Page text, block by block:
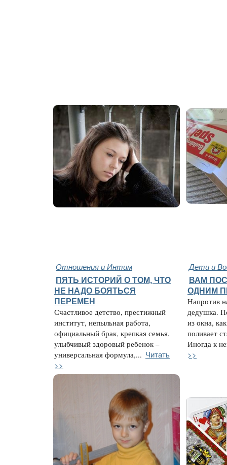
Отношения и Интим Дети и
ПЯТЬ ИСТОРИЙ О ТОМ, ЧТО
НЕ НАДО БОЯТЬСЯ
ПЕРЕМЕН
Счастливое детство, престижный
институт, непыльная работа,
официальный брак, крепкая семья,
улыбчивый здоровый ребенок –
универсальная формула,... Читать
>>
ВАМ
ОДНИМ
Напротив
дедушка.
из окна,
поливает
Иногда к
>>